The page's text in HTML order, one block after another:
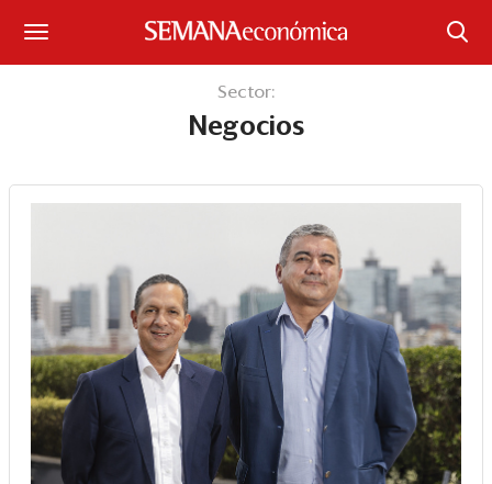
Portada
Sectores y Empresas
Management
Economía y Finanzas
Legal y Política
Sector:
Negocios